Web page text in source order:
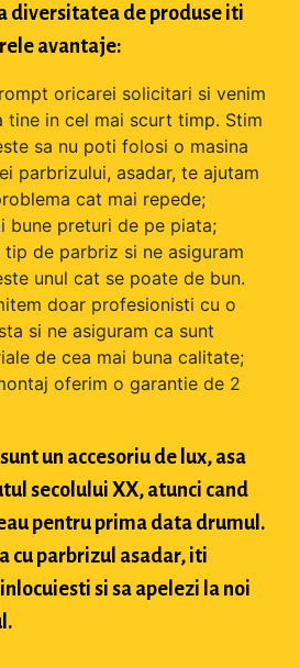
diversitatea de produse iti
avantaje:
oricarei solicitari si venim
tine in cel mai scurt timp. Stim
sa nu poti folosi o masina
parbrizului, asadar, te ajutam
cat mai repede;
bune preturi de pe piata;
de parbriz si ne asiguram
unul cat se poate de bun.
doar profesionisti cu o
si ne asiguram ca sunt
de cea mai buna calitate;
oferim o garantie de 2
un accesoriu de lux, asa
secolului XX, atunci cand
pentru prima data drumul.
cu parbrizul asadar, iti
si sa apelezi la noi